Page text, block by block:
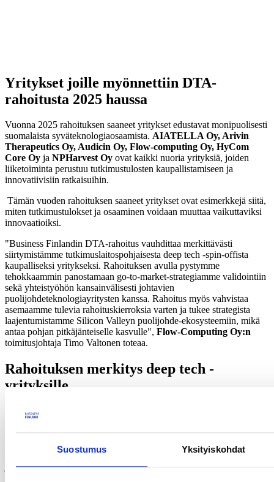
Suostumus Yksityiskohdat
Yritykset joille myönnettiin DTA-
rahoitusta 2025 haussa
Vuonna 2025 rahoituksen saaneet yritykset edustavat monipuolisesti
suomalaista syväteknologiaosaamista. AIATELLA Oy, Arivin
Therapeutics Oy, Audicin Oy, Flow-computing Oy, HyCom
Core Oy ja NPHarvest Oy ovat kaikki nuoria yrityksiä, joiden
liiketoiminta perustuu tutkimustulosten kaupallistamiseen ja
innovatiivisiin ratkaisuihin.
Tämän vuoden rahoituksen saaneet yritykset ovat esimerkkejä siitä,
miten tutkimustulokset ja osaaminen voidaan muuttaa vaikuttaviksi
innovaatioiksi.
"Business Finlandin DTA-rahoitus vauhdittaa merkittävästi
siirtymistämme tutkimuslaitospohjaisesta deep tech -spin-offista
kaupalliseksi yritykseksi. Rahoituksen avulla pystymme
tehokkaammin panostamaan go-to-market-strategiamme validointiin
sekä yhteistyöhön kansainvälisesti johtavien
puolijohdeteknologiayritysten kanssa. Rahoitus myös vahvistaa
asemaamme tulevia rahoituskierroksia varten ja tukee strategista
laajentumistamme Silicon Valleyn puolijohde-ekosysteemiin, mikä
antaa pohjan pitkäjänteiselle kasvulle", Flow-Computing Oy:n
toimitusjohtaja Timo Valtonen toteaa.
Rahoituksen merkitys deep tech -
yrityksille
Tutkimuslähtöisillä startupeilla kestää pitkään päästä markkinoille,
koska ne kehittävät radikaalisti uusia ratkaisuja, jotka vaativat aikaa
teknologian todentamiseen, markkinoiden luomiseen,
hyväksyntöihin ja rahoituksen varmistamiseen. Onnistuneesti
kaupallistettuna ne voivat kuitenkin mullistaa kokonaisia toimialoja
ja ratkaista globaaleja ongelmia. Rahoituksen avulla pyritään